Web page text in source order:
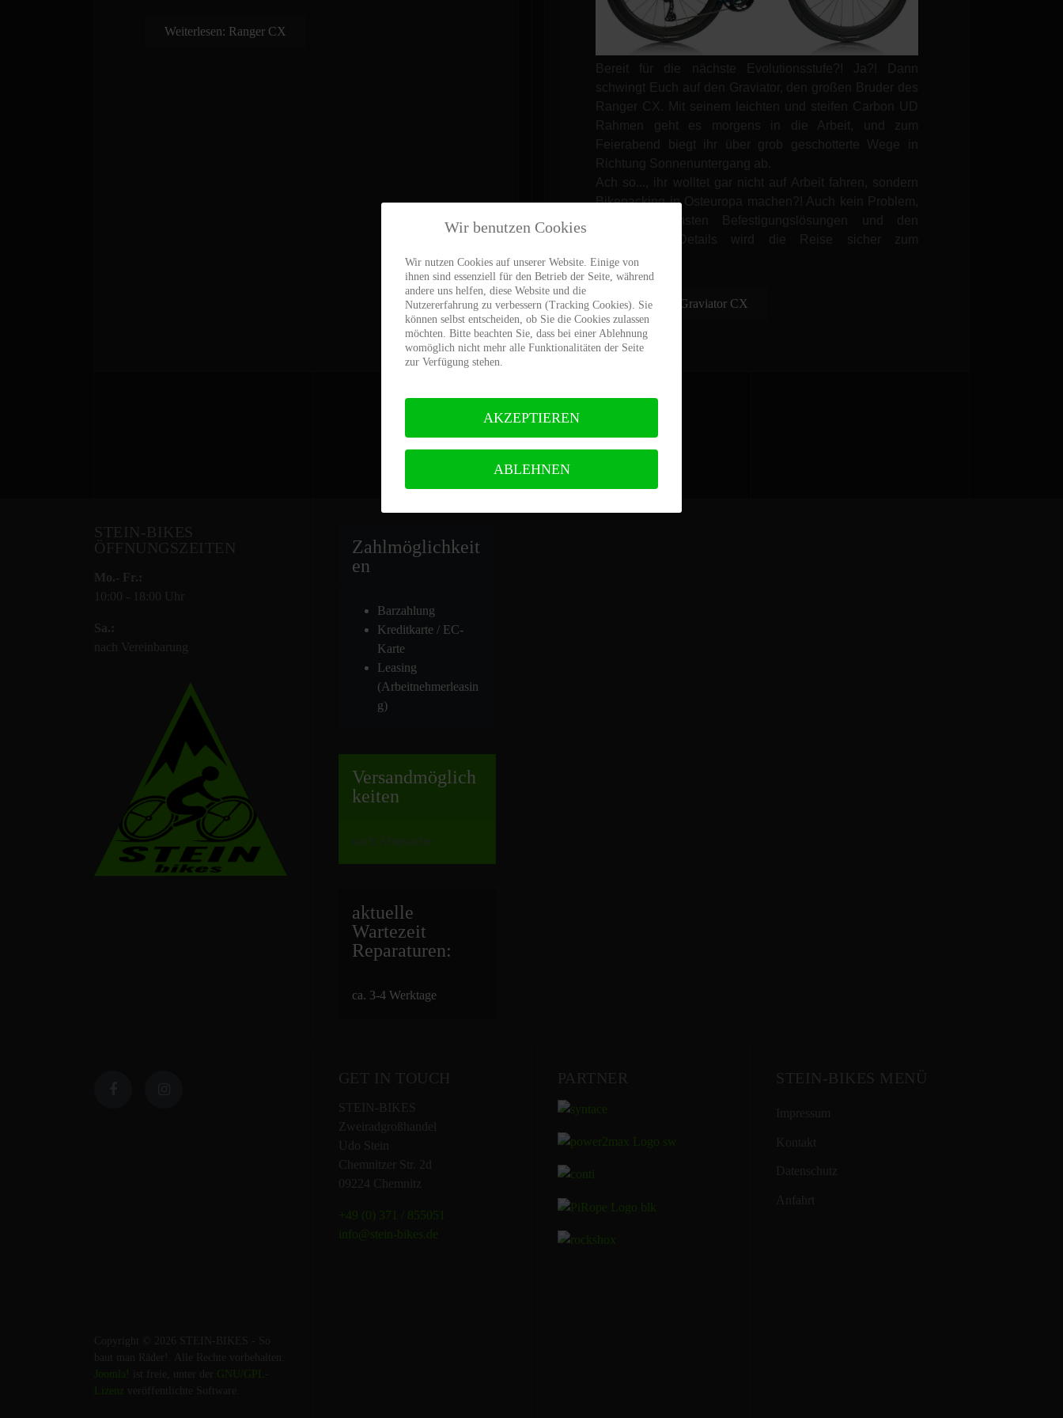
Weiterlesen: Ranger CX
Bereit für die nächste Evolutionsstufe?! Ja?! Dann
schwingt Euch auf den Graviator, den großen Bruder des
Ranger CX. Mit seinem leichten und steifen Carbon UD
Rahmen geht es morgens in die Arbeit, und zum
Feierabend biegt ihr über grob geschotterte Wege in
Richtung Sonnenuntergang ab.
Ach so..., ihr wolltet gar nicht auf Arbeit fahren, sondern
Bikepacking in Osteuropa machen?! Auch kein Problem,
mit ausgefuchsten Befestigungslösungen und den
technischen Details wird die Reise sicher zum
Vergnügen.
Weiterlesen: Graviator CX
STEIN-BIKES
ÖFFNUNGSZEITEN
Mo.- Fr.:
10:00 - 18:00 Uhr
Sa.:
nach Vereinbarung
Zahlmöglichkeit
en
Barzahlung
Kreditkarte / EC-
Karte
Leasing
(Arbeitnehmerleasin
g)
Versandmöglich
keiten
nach Absprache
aktuelle
Wartezeit
Reparaturen:
ca. 3-4 Werktage
Copyright © 2026 STEIN-BIKES - So
Joomla!
GNU/GPL-
Lizenz veröffentlichte Software.
GET IN TOUCH
STEIN-BIKES
Zweiradgroßhandel
Udo Stein
Chemnitzer Str. 2d
09224 Chemnitz
+49 (0) 371 / 855051
info@stein-bikes.de
PARTNER STEIN-BIKES MENÜ
Wir benutzen Cookies
Wir nutzen Cookies auf unserer Website. Einige von
ihnen sind essenziell für den Betrieb der Seite, während
andere uns helfen, diese Website und die
Nutzererfahrung zu verbessern (Tracking Cookies). Sie
können selbst entscheiden, ob Sie die Cookies zulassen
möchten. Bitte beachten Sie, dass bei einer Ablehnung
womöglich nicht mehr alle Funktionalitäten der Seite
zur Verfügung stehen.
AKZEPTIEREN
ABLEHNEN